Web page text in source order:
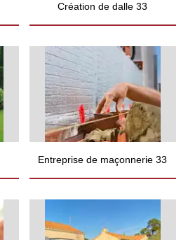
Création de dalle 33
Entreprise de maçonnerie 33